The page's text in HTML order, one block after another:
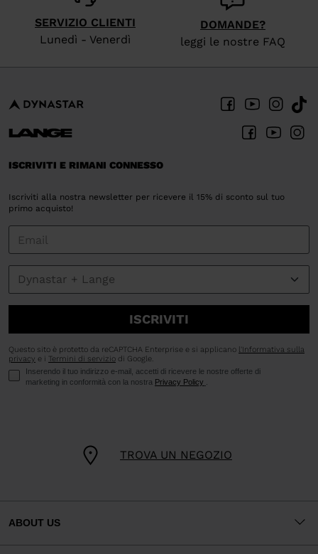
SERVIZIO CLIENTI
Lunedì - Venerdì
DOMANDE?
leggi le nostre FAQ
TROVA UN NEGOZIO
ISCRIVITI E RIMANI CONNESSO
Iscriviti alla nostra newsletter per ricevere il 15% di sconto sul tuo
primo acquisto!
ISCRIVITI
Questo sito è protetto da reCAPTCHA Enterprise e si applicano
l'Informativa sulla
privacy e i Termini di servizio di Google.
Inserendo il tuo indirizzo e-mail, accetti di ricevere le nostre offerte di
marketing in conformità con la nostra Privacy Policy .
ABOUT US